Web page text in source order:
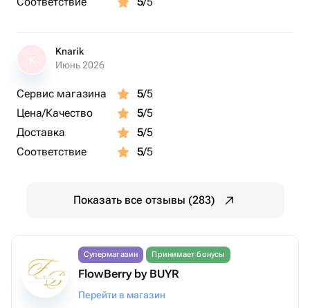
Knarik
Июнь 2026
Сервис магазина 5/5
Цена/Качество
5/5
Доставка
5/5
Соответствие
5/5
Показать все отзывы (283)
Супермагазин Принимает бонусы
FlowBerry by BUYR
Перейти в магазин